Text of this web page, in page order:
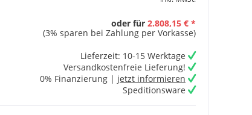
oder für 2.808,15 € *
(3% sparen bei Zahlung per Vorkasse)
Lieferzeit: 10-15 Werktage
Versandkostenfreie Lieferung!
0% Finanzierung | jetzt informieren
Speditionsware